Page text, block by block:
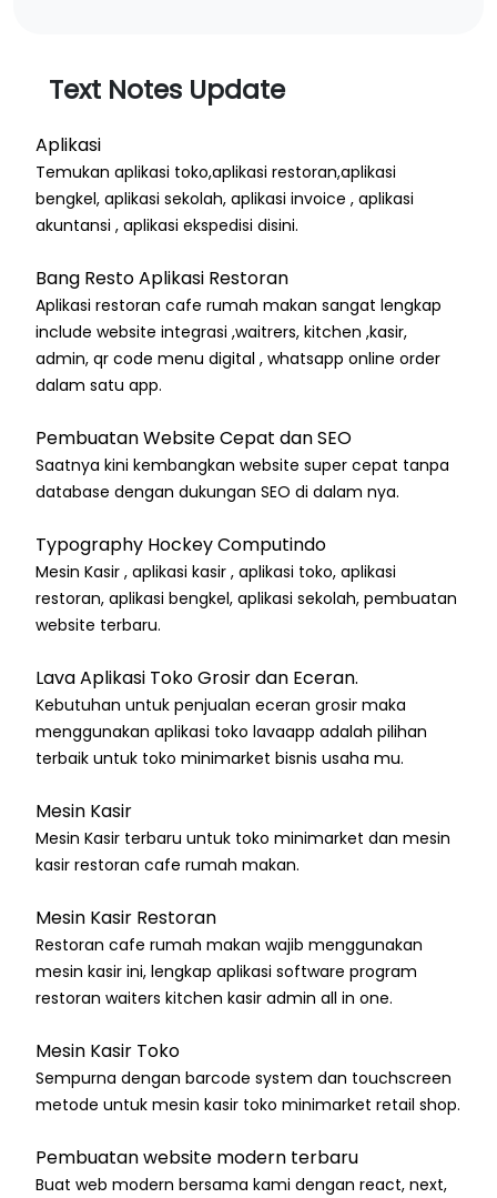
Text Notes Update
Aplikasi
Temukan aplikasi toko,aplikasi restoran,aplikasi
bengkel, aplikasi sekolah, aplikasi invoice , aplikasi
akuntansi , aplikasi ekspedisi disini.
Bang Resto Aplikasi Restoran
Aplikasi restoran cafe rumah makan sangat lengkap
include website integrasi ,waitrers, kitchen ,kasir,
admin, qr code menu digital , whatsapp online order
dalam satu app.
Pembuatan Website Cepat dan SEO
Saatnya kini kembangkan website super cepat tanpa
database dengan dukungan SEO di dalam nya.
Typography Hockey Computindo
Mesin Kasir , aplikasi kasir , aplikasi toko, aplikasi
restoran, aplikasi bengkel, aplikasi sekolah, pembuatan
website terbaru.
Lava Aplikasi Toko Grosir dan Eceran.
Kebutuhan untuk penjualan eceran grosir maka
menggunakan aplikasi toko lavaapp adalah pilihan
terbaik untuk toko minimarket bisnis usaha mu.
Mesin Kasir
Mesin Kasir terbaru untuk toko minimarket dan mesin
kasir restoran cafe rumah makan.
Mesin Kasir Restoran
Restoran cafe rumah makan wajib menggunakan
mesin kasir ini, lengkap aplikasi software program
restoran waiters kitchen kasir admin all in one.
Mesin Kasir Toko
Sempurna dengan barcode system dan touchscreen
metode untuk mesin kasir toko minimarket retail shop.
Pembuatan website modern terbaru
Buat web modern bersama kami dengan react, next,